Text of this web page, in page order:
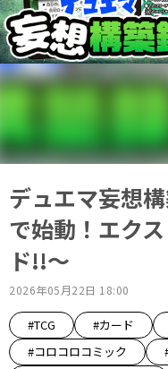
デュエマ妄想
で始動！エク
ド!!～
2026年05月22日 18:00
#TCG #カード
#コロコロコミック